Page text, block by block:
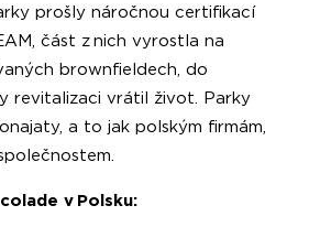
prošly náročnou certifikací
část z nich vyrostla na
brownfieldech, do
revitalizaci vrátil život. Parky
a to jak polským firmám,
v Polsku: